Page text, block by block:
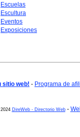
Escuelas
Escultura
Eventos
Exposiciones
sitio web! - Programa de
DireWeb - Directorio Web-